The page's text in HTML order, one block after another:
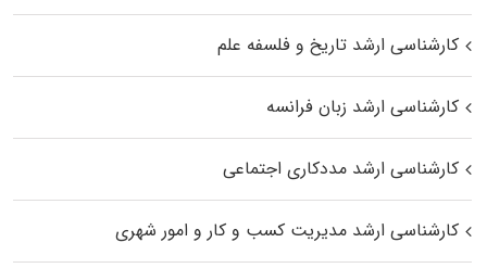
کارشناسی ارشد تاریخ و فلسفه علم
کارشناسی ارشد زبان فرانسه
کارشناسی ارشد مددکاری اجتماعی
کارشناسی ارشد مدیریت کسب و کار و امور شهری